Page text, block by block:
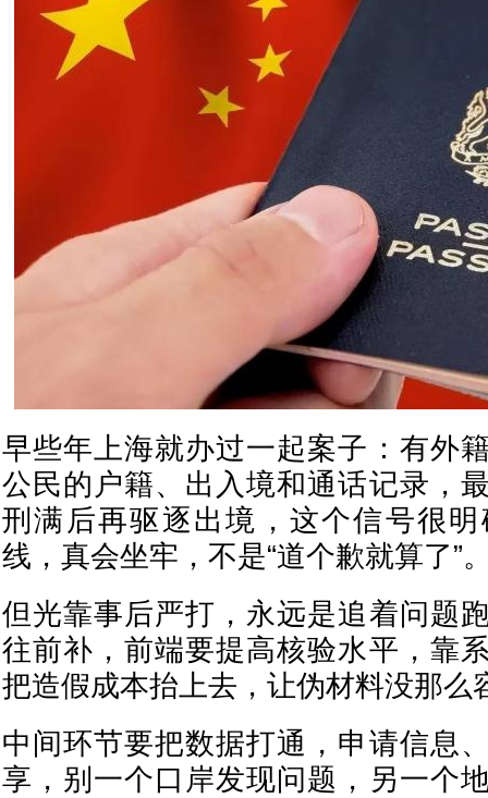
早些年上海就办过一起案子：有外
公民的户籍、出入境和通话记录，
刑满后再驱逐出境，这个信号很
线，真会坐牢，不是“道个歉就算了”
但光靠事后严打，永远是追着问题
往前补，前端要提高核验水平，靠
把造假成本抬上去，让伪材料没那么
中间环节要把数据打通，申请信息
享，别一个口岸发现问题，另一个